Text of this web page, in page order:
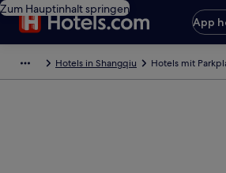
Zum Hauptinhalt springen
App
Hotels in Shangqiu Hotels mit